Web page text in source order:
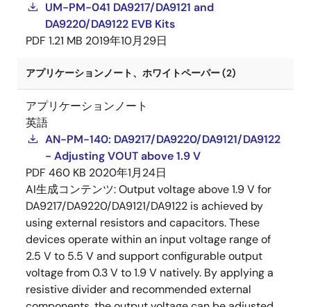
UM-PM-041 DA9217/DA9121 and
DA9220/DA9122 EVB Kits
PDF 1.21 MB 2019年10月29日
アプリケーションノート、ホワイトペーパー (2)
アプリケーションノート
英語
AN-PM-140: DA9217/DA9220/DA9121/DA9122
- Adjusting VOUT above 1.9 V
PDF 460 KB 2020年1月24日
AI生成コンテンツ:Output voltage above 1.9 V for
DA9217/DA9220/DA9121/DA9122 is achieved by
using external resistors and capacitors. These
devices operate within an input voltage range of
2.5 V to 5.5 V and support configurable output
voltage from 0.3 V to 1.9 V natively. By applying a
resistive divider and recommended external